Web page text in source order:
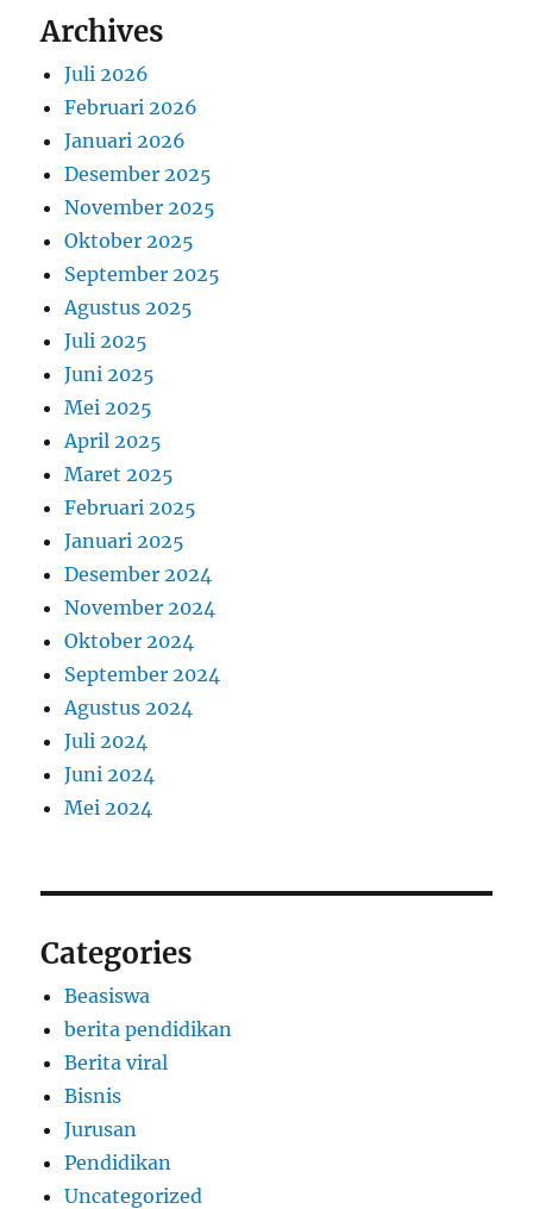
Archives
Juli 2026
Februari 2026
Januari 2026
Desember 2025
November 2025
Oktober 2025
September 2025
Agustus 2025
Juli 2025
Juni 2025
Mei 2025
April 2025
Maret 2025
Februari 2025
Januari 2025
Desember 2024
November 2024
Oktober 2024
September 2024
Agustus 2024
Juli 2024
Juni 2024
Mei 2024
Categories
Beasiswa
berita pendidikan
Berita viral
Bisnis
Jurusan
Pendidikan
Uncategorized